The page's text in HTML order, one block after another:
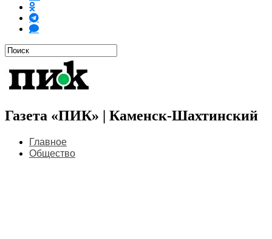
Газета «ПИК» | Каменск-Шахтинский
Главное
Общество